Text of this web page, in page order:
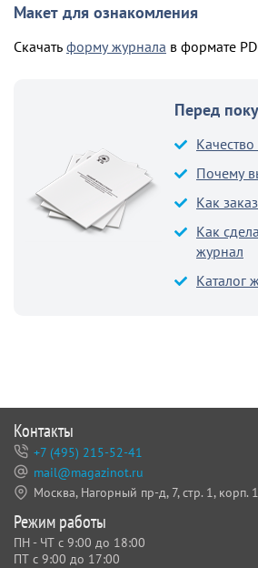
Макет для ознакомления
Скачать форму журнала в формате
Перед
Почему
Как
Как
журнал
Каталог
Контакты
+7 (495) 215-52-41
mail@magazinot.ru
Москва, Нагорный пр-д, 7, стр. 1, корп.
Режим работы
ПН - ЧТ с 9:00 до 18:00
ПТ с 9:00 до 17:00